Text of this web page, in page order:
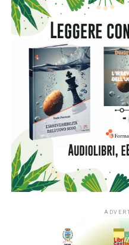
di natura morta del
interni ad antiche bottiglie
infinito, anche in queste
possiamo leggere i
un’epoca. La loro
da parte di specialisti, ma i
Prefazione di Alberto
RELATED TOPICS:
CLICK